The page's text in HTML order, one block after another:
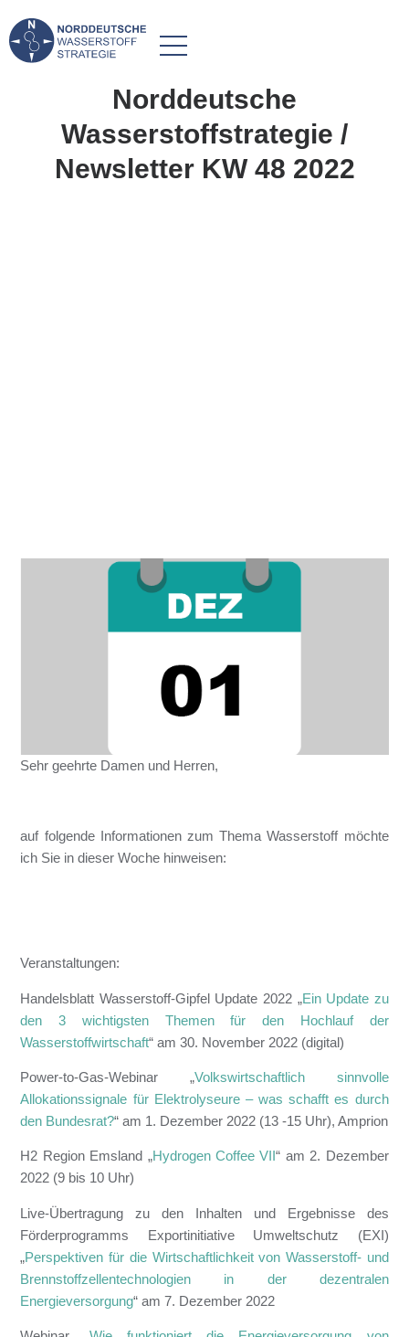
Norddeutsche
Wasserstoffstrategie /
Newsletter KW 48 2022
Sehr geehrte Damen und Herren,
auf folgende Informationen zum Thema Wasserstoff möchte
ich Sie in dieser Woche hinweisen:
Veranstaltungen:
Handelsblatt Wasserstoff-Gipfel Update 2022 „Ein Update zu
den 3 wichtigsten Themen für den Hochlauf der
Wasserstoffwirtschaft“ am 30. November 2022 (digital)
Power-to-Gas-Webinar „Volkswirtschaftlich sinnvolle
Allokationssignale für Elektrolyseure – was schafft es durch
den Bundesrat?“ am 1. Dezember 2022 (13 -15 Uhr), Amprion
H2 Region Emsland „Hydrogen Coffee VII“ am 2. Dezember
2022 (9 bis 10 Uhr)
Live-Übertragung zu den Inhalten und Ergebnisse des
Förderprogramms Exportinitiative Umweltschutz (EXI)
„Perspektiven für die Wirtschaftlichkeit von Wasserstoff- und
Brennstoffzellentechnologien in der dezentralen
Energieversorgung“ am 7. Dezember 2022